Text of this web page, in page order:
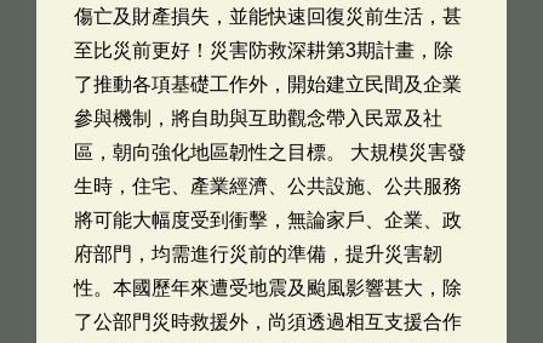
傷亡及財產損失，並能快速回復災前生活，甚
至比災前更好！災害防救深耕第3期計畫，除
了推動各項基礎工作外，開始建立民間及企業
參與機制，將自助與互助觀念帶入民眾及社
區，朝向強化地區韌性之目標。 大規模災害發
生時，住宅、產業經濟、公共設施、公共服務
將可能大幅度受到衝擊，無論家戶、企業、政
府部門，均需進行災前的準備，提升災害韌
性。本國歷年來遭受地震及颱風影響甚大，除
了公部門災時救援外，尚須透過相互支援合作